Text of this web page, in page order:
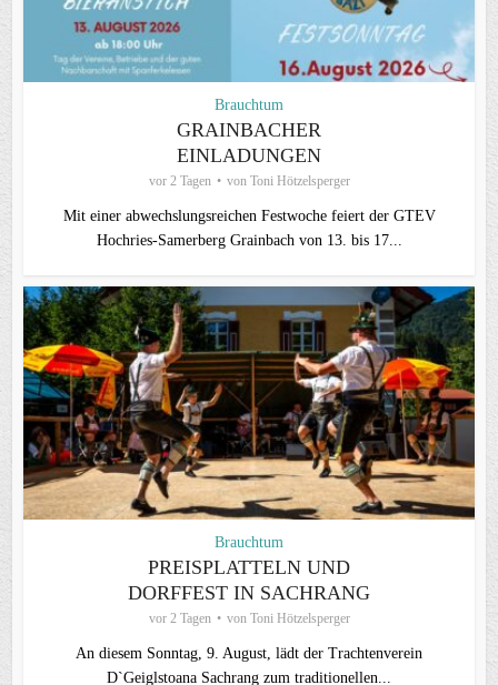
Brauchtum
GRAINBACHER
EINLADUNGEN
vor 2 Tagen von Toni Hötzelsperger
Mit einer abwechslungsreichen Festwoche feiert der GTEV
Hochries-Samerberg Grainbach von 13. bis 17...
Brauchtum
PREISPLATTELN UND
DORFFEST IN SACHRANG
vor 2 Tagen von Toni Hötzelsperger
An diesem Sonntag, 9. August, lädt der Trachtenverein
D`Geiglstoana Sachrang zum traditionellen...